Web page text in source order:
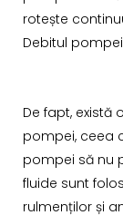
rotește
Debitul
De fapt, există
pompei, ceea
pompei să nu
fluide sunt
rulmenților și